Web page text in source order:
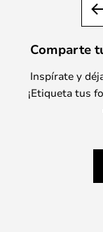
Comparte
Inspírate y
¡Etiqueta tus